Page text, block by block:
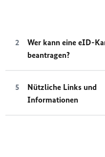
Wer kann eine eID-
beantragen?
Nützliche Links und
Informationen